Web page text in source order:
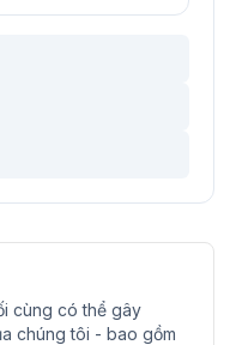
cùng có thể gây
chúng tôi - bao gồm